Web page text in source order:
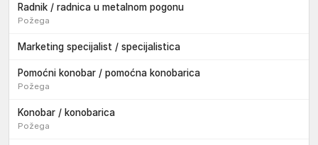
Radnik / radnica u metalnom pogonu
Požega
Marketing specijalist / specijalistica
Pomoćni konobar / pomoćna konobarica
Požega
Konobar / konobarica
Požega